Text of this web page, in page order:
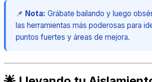
📌 Nota: Grábate bailando y luego
las herramientas más poderosas para
puntos fuertes y áreas de mejora.